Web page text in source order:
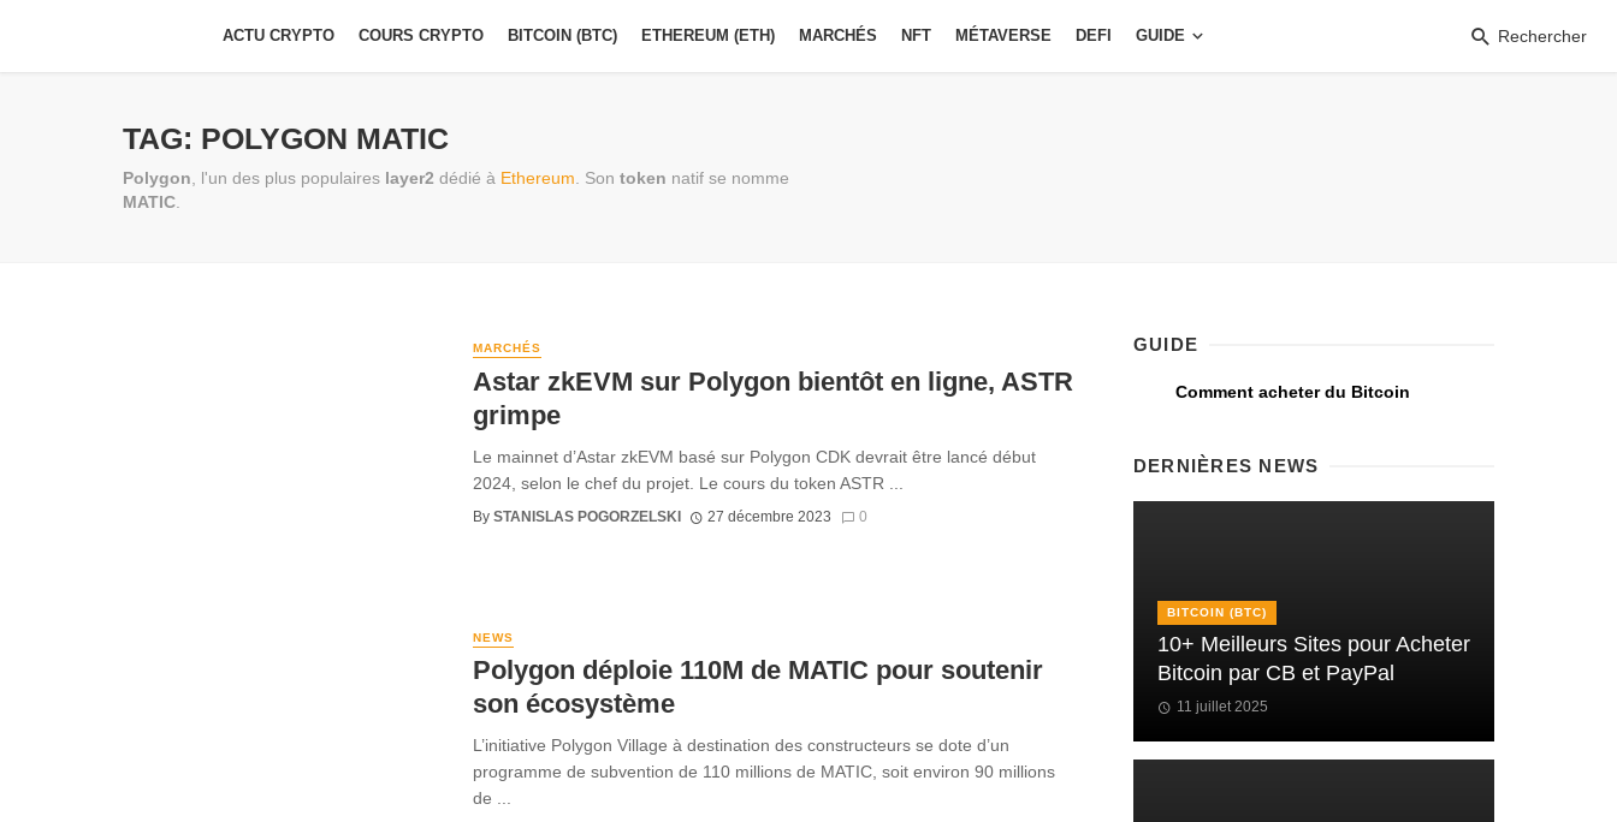
ACTU CRYPTO COURS CRYPTO BITCOIN (BTC) ETHEREUM (ETH) MARCHÉS NFT MÉTAVERSE DEFI GUIDE Rechercher
TAG: POLYGON MATIC
Polygon, l'un des plus populaires layer2 dédié à Ethereum. Son token natif se nomme
MATIC.
MARCHÉS
Astar zkEVM sur Polygon bientôt en ligne, ASTR
grimpe
Le mainnet d’Astar zkEVM basé sur Polygon CDK devrait être lancé début
2024, selon le chef du projet. Le cours du token ASTR ...
By STANISLAS POGORZELSKI 27 décembre 2023 0
NEWS
Polygon déploie 110M de MATIC pour soutenir
son écosystème
L’initiative Polygon Village à destination des constructeurs se dote d’un
programme de subvention de 110 millions de MATIC, soit environ 90 millions
de ...
GUIDE
Comment acheter du Bitcoin
DERNIÈRES NEWS
BITCOIN (BTC)
10+ Meilleurs Sites pour Acheter
Bitcoin par CB et PayPal
11 juillet 2025